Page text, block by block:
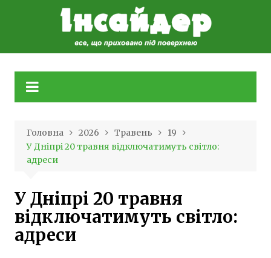
Головна 2026 Травень
19
У Дніпрі 20 травня відключатимуть світло:
адреси
У Дніпрі 20 травня
відключатимуть світло:
адреси